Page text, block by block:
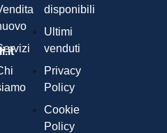
disponibili
Ultimi
venduti
Privacy
Policy
Cookie
Policy